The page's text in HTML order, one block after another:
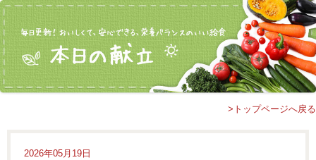
>トップページへ戻る
2026年05月19日